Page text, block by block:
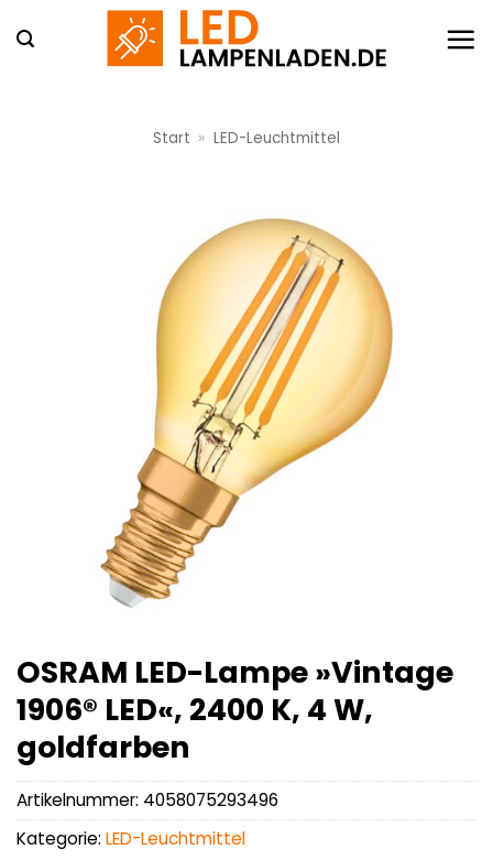
Inhalt
Start » LED-Leuchtmittel
OSRAM LED-Lampe »Vintage
1906® LED«, 2400 K, 4 W,
goldfarben
Artikelnummer: 4058075293496
Kategorie: LED-Leuchtmittel